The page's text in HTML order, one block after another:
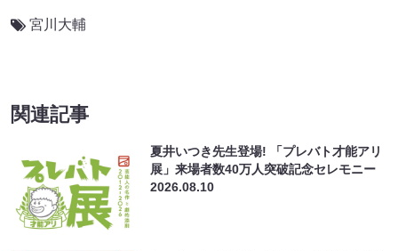
宮川大輔
関連記事
夏井いつき先生登場! 「プレバト才能アリ
展」来場者数40万人突破記念セレモニー
2026.08.10